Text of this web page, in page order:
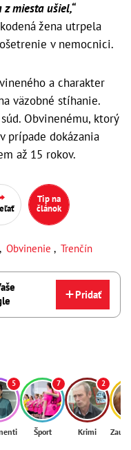
miesta ušiel,“
žena utrpela
v nemocnici.
a charakter
väzobné stíhanie.
Obvinenému, ktorý
prípade dokázania
až 15 rokov.
Tip na
článok
, Obvinenie , Trenčín
Pridať
5 7
Šport
2
Krimi